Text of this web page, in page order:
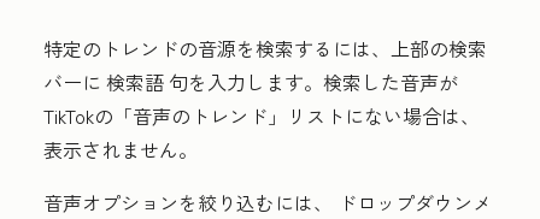
特定のトレンドの音源を検索するには、上部の検索
バーに 検索語 句を入力します。検索した音声が
TikTokの「音声のトレンド」リストにない場合は、
表示されません。
音声オプションを絞り込むには、
ドロップダウンメ